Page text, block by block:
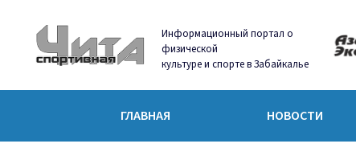
Информационный портал о
физической
культуре и спорте в Забайкалье
ГЛАВНАЯ НОВОСТИ